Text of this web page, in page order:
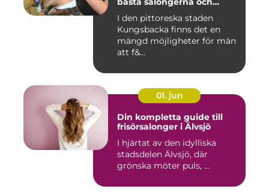
I den pittoreska staden
Kungsbacka finns det en
mängd möjligheter för män
att f&...
01. jun
Din kompletta guide till
frisörsalonger i Älvsjö
I hjärtat av den idylliska
stadsdelen Älvsjö, där
grönska möter puls, ...